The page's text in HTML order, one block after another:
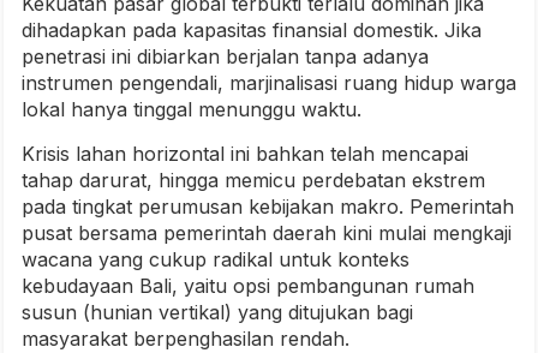
dihadapkan pada kapasitas finansial domestik. Jika
penetrasi ini dibiarkan berjalan tanpa adanya
instrumen pengendali, marjinalisasi ruang hidup warga
lokal hanya tinggal menunggu waktu.
Krisis lahan horizontal ini bahkan telah mencapai
tahap darurat, hingga memicu perdebatan ekstrem
pada tingkat perumusan kebijakan makro. Pemerintah
pusat bersama pemerintah daerah kini mulai mengkaji
wacana yang cukup radikal untuk konteks
kebudayaan Bali, yaitu opsi pembangunan rumah
susun (hunian vertikal) yang ditujukan bagi
masyarakat berpenghasilan rendah.